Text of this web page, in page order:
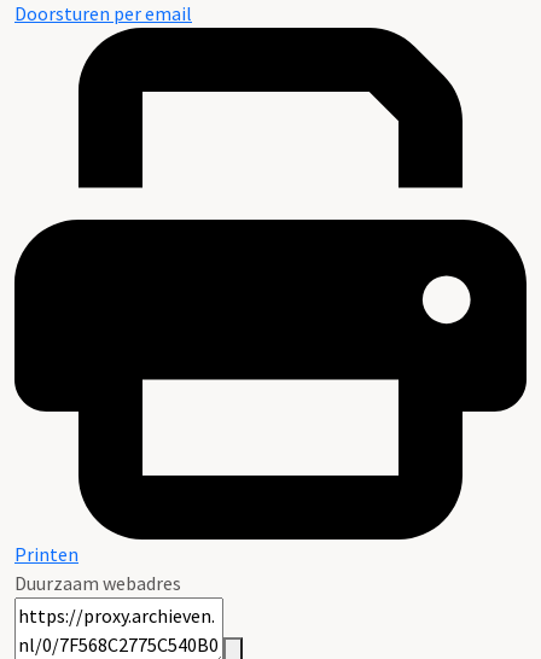
Doorsturen per email
Printen
Duurzaam webadres